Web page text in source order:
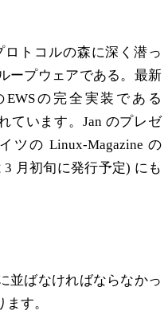
ロトコルの森に深く潜っ
ープウェアである。最新
の完全実装である
ています。Jan のプレゼ
ツの Linux-Magazine の
3 月初旬に発行予定) にも
並ばなければならなかっ
す。